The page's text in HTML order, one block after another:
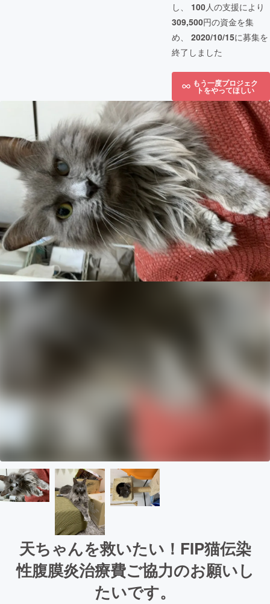
し、 100人の支援により
309,500円の資金を集
め、 2020/10/15に募集を
終了しました
もう一度プロジェク
トをやってほしい
天ちゃんを救いたい！FIP猫伝染
性腹膜炎治療費ご協力のお願いし
たいです。